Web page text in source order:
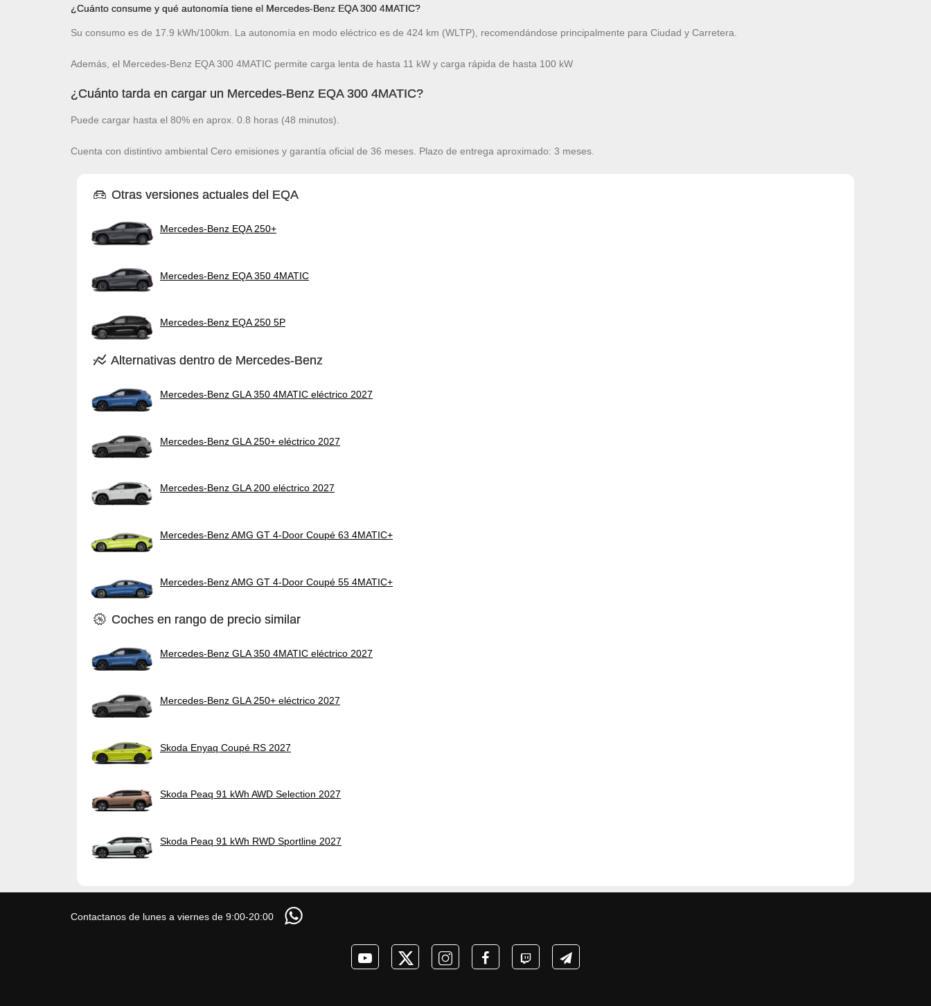
¿Cuánto consume y qué autonomía tiene el Mercedes-Benz EQA 300 4MATIC?
Su consumo es de 17.9 kWh/100km. La autonomía en modo eléctrico es de 424 km (WLTP), recomendándose principalmente para Ciudad y Carretera.
Además, el Mercedes-Benz EQA 300 4MATIC permite carga lenta de hasta 11 kW y carga rápida de hasta 100 kW
¿Cuánto tarda en cargar un Mercedes-Benz EQA 300 4MATIC?
Puede cargar hasta el 80% en aprox. 0.8 horas (48 minutos).
Cuenta con distintivo ambiental Cero emisiones y garantía oficial de 36 meses. Plazo de entrega aproximado: 3 meses.
Otras versiones actuales del EQA
Mercedes-Benz EQA 250+
Mercedes-Benz EQA 350 4MATIC
Mercedes-Benz EQA 250 5P
Alternativas dentro de Mercedes-Benz
Mercedes-Benz GLA 350 4MATIC eléctrico 2027
Mercedes-Benz GLA 250+ eléctrico 2027
Mercedes-Benz GLA 200 eléctrico 2027
Mercedes-Benz AMG GT 4-Door Coupé 63 4MATIC+
Mercedes-Benz AMG GT 4-Door Coupé 55 4MATIC+
Coches en rango de precio similar
Mercedes-Benz GLA 350 4MATIC eléctrico 2027
Mercedes-Benz GLA 250+ eléctrico 2027
Skoda Enyaq Coupé RS 2027
Skoda Peaq 91 kWh AWD Selection 2027
Skoda Peaq 91 kWh RWD Sportline 2027
Contactanos de lunes a viernes de 9:00-20:00